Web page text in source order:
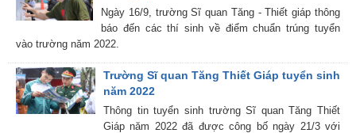
Ngày 16/9, trường Sĩ quan Tăng - Thiết giáp thông
báo đến các thí sinh về điểm chuẩn trúng tuyển
vào trường năm 2022.
Trường Sĩ quan Tăng Thiết Giáp tuyển sinh
năm 2022
Thông tin tuyển sinh trường Sĩ quan Tăng Thiết
Giáp năm 2022 đã được công bố ngày 21/3 với